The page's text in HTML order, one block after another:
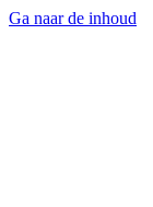
Ga naar de inhoud